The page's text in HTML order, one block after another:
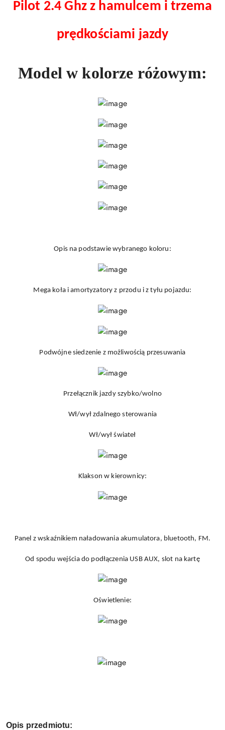
Pilot 2.4 Ghz z hamulcem i trzema
prędkościami jazdy
Model w kolorze różowym:
Opis na podstawie wybranego koloru:
Mega koła i amortyzatory z przodu i z tyłu pojazdu:
Podwójne siedzenie z możliwością przesuwania
Przełącznik jazdy szybko/wolno
Wł/wył zdalnego sterowania
Wł/wył świateł
Klakson w kierownicy:
Panel z wskaźnikiem naładowania akumulatora, bluetooth, FM.
Od spodu wejścia do podłączenia USB AUX, slot na kartę
Oświetlenie:
Opis przedmiotu: